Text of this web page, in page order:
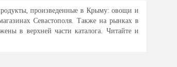
произведенные в Крыму: овощи и
Севастополя. Также на рынках в
в верхней части каталога. Читайте и